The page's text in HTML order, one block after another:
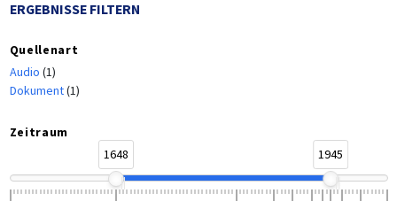
ERGEBNISSE FILTERN
Quellenart
Audio (1)
Dokument(1)
Zeitraum
1648
1945